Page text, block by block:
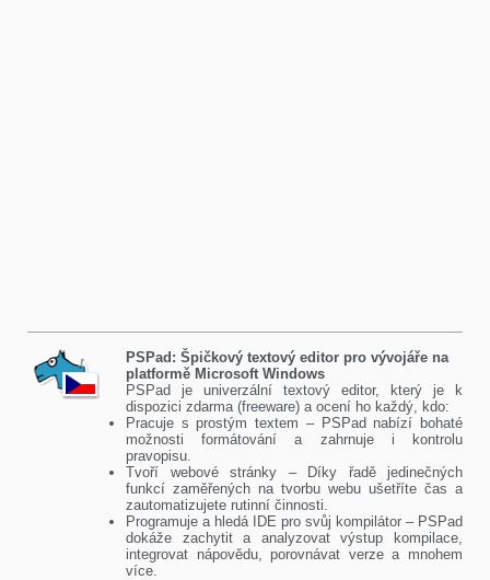
PSPad: Špičkový textový editor pro vývojáře na
platformě Microsoft Windows
PSPad je univerzální textový editor, který je k
dispozici zdarma (freeware) a ocení ho každý, kdo:
Pracuje s prostým textem – PSPad nabízí bohaté
možnosti formátování a zahrnuje i kontrolu
pravopisu.
Tvoří webové stránky – Díky řadě jedinečných
funkcí zaměřených na tvorbu webu ušetříte čas a
zautomatizujete rutinní činnosti.
Programuje a hledá IDE pro svůj kompilátor – PSPad
dokáže zachytit a analyzovat výstup kompilace,
integrovat nápovědu, porovnávat verze a mnohem
více.